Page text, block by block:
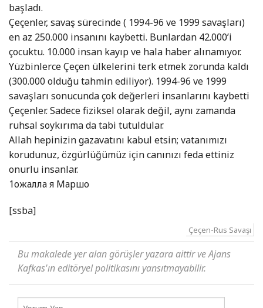
başladı.
Çeçenler, savaş sürecinde ( 1994-96 ve 1999 savaşları)
en az 250.000 insanını kaybetti. Bunlardan 42.000’i
çocuktu. 10.000 insan kayıp ve hala haber alınamıyor.
Yüzbinlerce Çeçen ülkelerini terk etmek zorunda kaldı
(300.000 olduğu tahmin ediliyor). 1994-96 ve 1999
savaşları sonucunda çok değerleri insanlarını kaybetti
Çeçenler. Sadece fiziksel olarak değil, aynı zamanda
ruhsal soykırıma da tabi tutuldular.
Allah hepinizin gazavatını kabul etsin; vatanımızı
korudunuz, özgürlüğümüz için canınızı feda ettiniz
onurlu insanlar.
1ожалла я Маршо
[ssba]
Çeçen-Rus Savaşı
Bu makalede yer alan görüşler yazara aittir ve Ajans
Kafkas'ın editöryel politikasını yansıtmayabilir.